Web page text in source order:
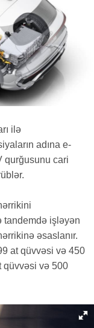
ilə
adına e-
qurğusunu cari
tandemdə işləyən
əsaslanır.
at qüvvəsi və 450
qüvvəsi və 500